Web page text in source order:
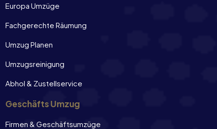
Europa Umzüge
Fachgerechte Räumung
Umzug Planen
Umzugsreinigung
Abhol & Zustellservice
Geschäfts Umzug
Firmen & Geschäftsumzüge